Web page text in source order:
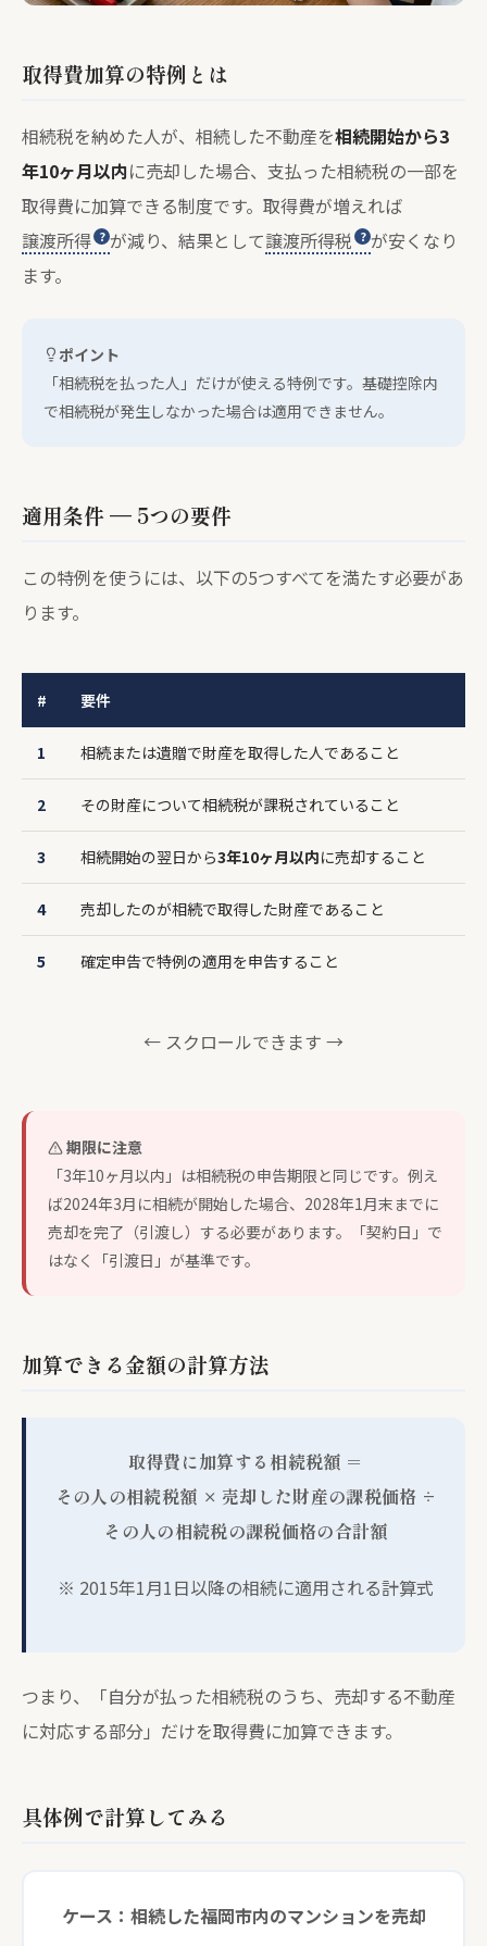
取得費加算の特例とは
相続税を納めた人が、相続した不動産を相続開始から3
年10ヶ月以内に売却した場合、支払った相続税の一部を
取得費に加算できる制度です。取得費が増えれば
譲渡所得
が減り、結果として譲渡所得税
が安くなり
ます。
ポイント
「相続税を払った人」だけが使える特例です。基礎控除内
で相続税が発生しなかった場合は適用できません。
適用条件 — 5つの要件
この特例を使うには、以下の5つすべてを満たす必要があ
ります。
# 要件
1 相続または遺贈で財産を取得した人であること
2 その財産について相続税が課税されていること
3 相続開始の翌日から3年10ヶ月以内に売却すること
4 売却したのが相続で取得した財産であること
5 確定申告で特例の適用を申告すること
← スクロールできます →
期限に注意
「3年10ヶ月以内」は相続税の申告期限と同じです。例え
ば2024年3月に相続が開始した場合、2028年1月末までに
売却を完了（引渡し）する必要があります。「契約日」で
はなく「引渡日」が基準です。
加算できる金額の計算方法
取得費に加算する相続税額 ＝
その人の相続税額 × 売却した財産の課税価格 ÷
その人の相続税の課税価格の合計額
※ 2015年1月1日以降の相続に適用される計算式
つまり、「自分が払った相続税のうち、売却する不動産
に対応する部分」だけを取得費に加算できます。
具体例で計算してみる
ケース：相続した福岡市内のマンションを売却